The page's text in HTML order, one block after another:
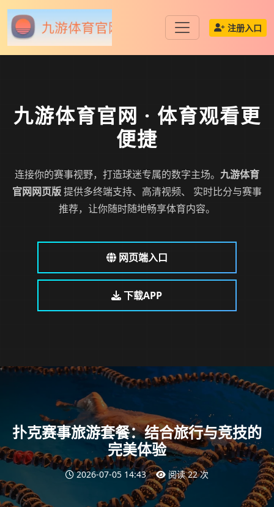
注册入口
九游体育官网 · 体育观看更
便捷
连接你的赛事视野，打造球迷专属的数字主场。 九游体育
官网网页版提供多终端支持、高清视频、 实时比分与赛事
推荐，让你随时随地畅享体育内容。
网页端入口
下载APP
扑克赛事旅游套餐：结合旅行与竞技的
完美体验
2026-07-05 14:43 阅读 22 次